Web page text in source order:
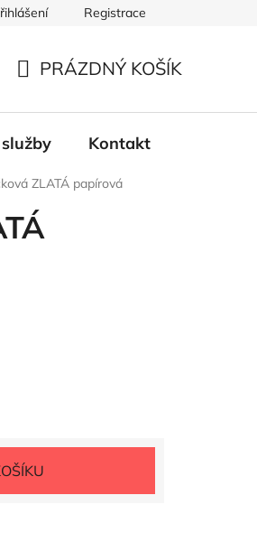
Registrace
KOŠÍK
PRÁZDNÝ KOŠÍK
Kontakt
ZLATÁ papírová